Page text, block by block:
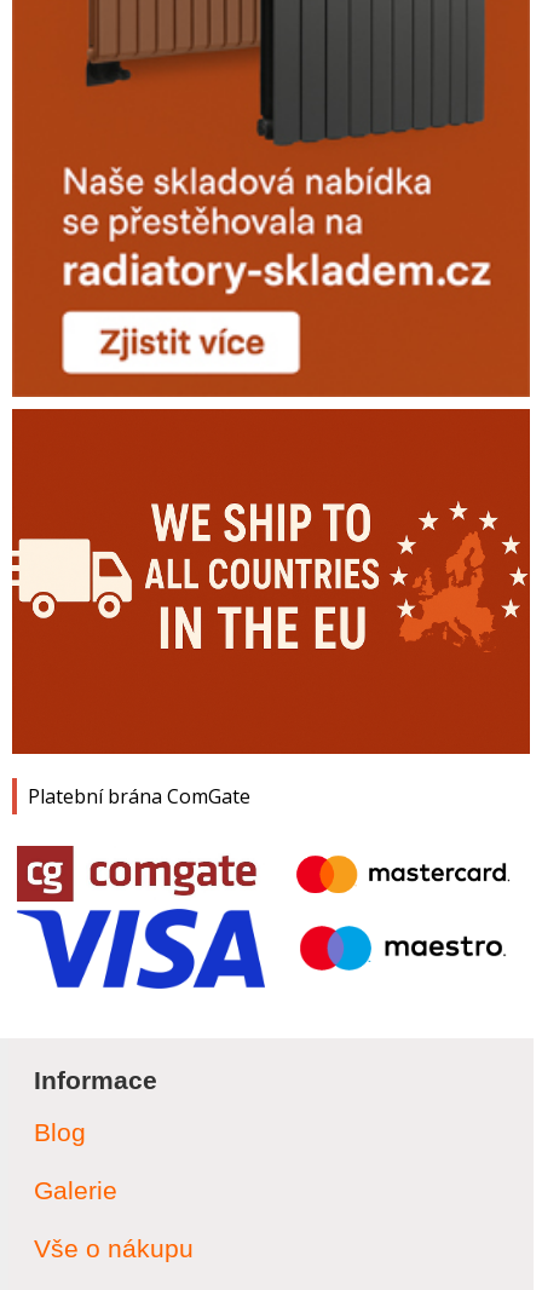
Platební brána ComGate
Informace
Blog
Galerie
Vše o nákupu